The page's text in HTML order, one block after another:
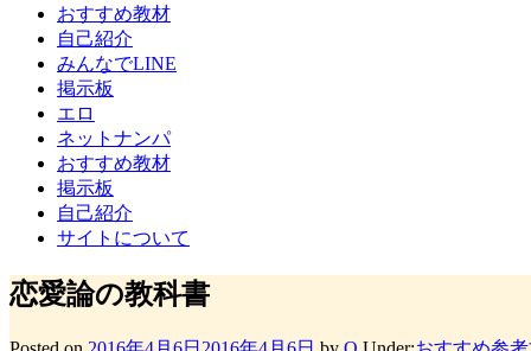
おすすめ教材
自己紹介
みんなでLINE
掲示板
エロ
ネットナンパ
おすすめ教材
掲示板
自己紹介
サイトについて
恋愛論の教科書